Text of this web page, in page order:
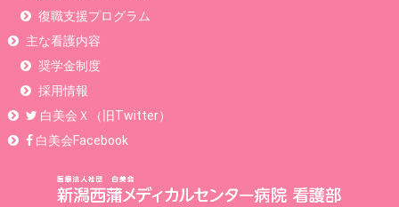
復職支援プログラム
主な看護内容
奨学金制度
採用情報
白美会Ｘ（旧Twitter）
白美会Facebook